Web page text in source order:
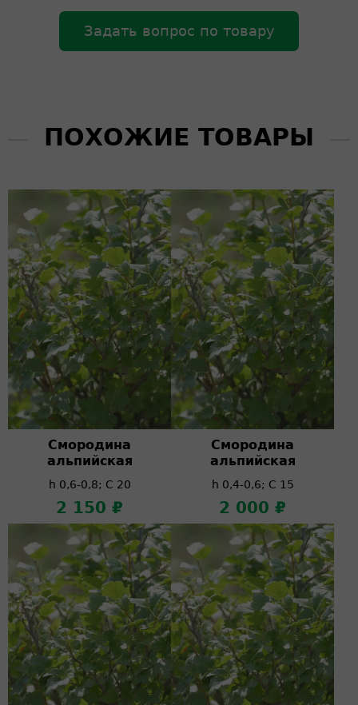
Задать вопрос по товару
ПОХОЖИЕ ТОВАРЫ
Смородина
альпийская
h 0,6-0,8; C 20
2 150 ₽
Смородина
альпийская
h 0,4-0,6; C 15
2 000 ₽